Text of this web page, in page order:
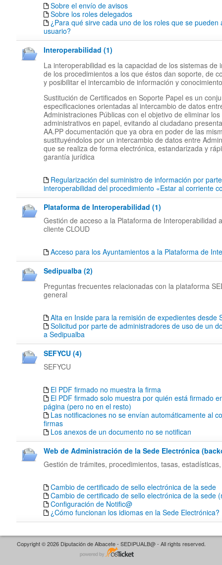
Sobre el envío de avisos
Sobre los roles delegados
¿Para qué sirve cada uno de los roles que se pueden
usuario?
Interoperabilidad (1)
La interoperabilidad es la capacidad de los sistemas de
de los procedimientos a los que éstos dan soporte, de
y posibilitar el intercambio de información y
Sustitución de Certificados en Soporte Papel es un
especificaciones orientadas al intercambio de datos
Administraciones Públicas con el objetivo de eliminar
administrativos en papel, evitando al ciudadano
AA.PP documentación que ya obra en poder de las
sustituyéndolos por un intercambio de datos entre
que se realiza de forma electrónica, estandarizada y
garantía jurídica
Regularización del suministro de información por
interoperabilidad del procedimiento «Estar al corriente
Plataforma de Interoperabilidad (1)
Gestión de acceso a la Plataforma de Interoperabilidad
cliente CLOUD
Acceso para los Ayuntamientos a la Plataforma de
Sedipualba (2)
Preguntas frecuentes relacionadas con la plataforma
general
Alta en Inside para la remisión de expedientes desde
Solicitud por parte de administradores de uso de un
a Sedipualba
SEFYCU (4)
SEFYCU
El PDF firmado no muestra la firma
El PDF firmado solo muestra por quién está firmado
página (pero no en el resto)
Las notificaciones no se envían automáticamente al
firmas
Los anexos de un documento no se notifican
Web de Administración de la Sede Electrónica
Gestión de trámites, procedimientos, tasas,
Cambio de certificado de sello electrónica de la sede
Cambio de certificado de sello electrónica de la sede
Configuración de Notific@
¿Cómo funcionan los idiomas en la Sede Electrónica?
Copyright © 2026 Diputación de Albacete - SEDIPUALB@ - All rights reserved.